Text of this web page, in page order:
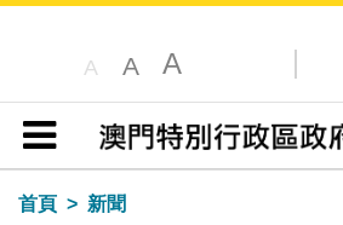
A A A
目錄
首頁
新聞